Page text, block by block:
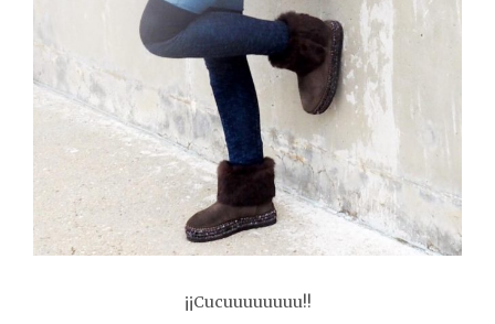
¡¡Cucuuuuuuuu!!